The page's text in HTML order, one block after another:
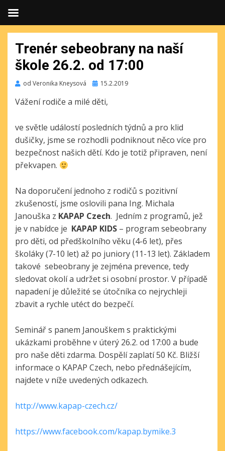
Trenér sebeobrany na naší
škole 26.2. od 17:00
od Veronika Kneysová Publikováno
15.2.2019
Vážení rodiče a milé děti,
ve světle událostí posledních týdnů a pro klid
dušičky, jsme se rozhodli podniknout něco více pro
bezpečnost našich dětí. Kdo je totiž připraven, není
překvapen.
Na doporučení jednoho z rodičů s pozitivní
zkušeností, jsme oslovili pana Ing. Michala
Janouška z KAPAP Czech. Jedním z programů, jež
je v nabídce je KAPAP KIDS – program sebeobrany
pro děti, od předškolního věku (4-6 let), přes
školáky (7-10 let) až po juniory (11-13 let). Základem
takové sebeobrany je zejména prevence, tedy
sledovat okolí a udržet si osobní prostor. V případě
napadení je důležité se útočníka co nejrychleji
zbavit a rychle utéct do bezpečí.
Seminář s panem Janouškem s praktickými
ukázkami proběhne v úterý 26.2. od 17:00 a bude
pro naše děti zdarma. Dospělí zaplatí 50 Kč. Bližší
informace o KAPAP Czech, nebo přednášejícím,
najdete v níže uvedených odkazech.
http://www.kapap-czech.cz/
https://www.facebook.com/kapap.bymike.3